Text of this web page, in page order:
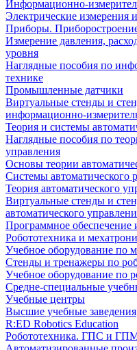
Информационно-
Электрические измерения
Приборы.
Измерение давления,
уровня
Наглядные пособия по
технике
Промышленные датчики
Виртуальные стенды и
информационно-
Теория и системы
Наглядные пособия по
управления
Основы теории
Системы автоматического
Теория автоматического
Виртуальные стенды и
автоматического
Программное обеспечение
Робототехника и
Учебное оборудование по
Стенды и тренажеры по
Учебное оборудование по
Средне-специальные
Учебные центры
Высшие учебные заведения
R:ED Robotics Education
Робототехника. ГПС и